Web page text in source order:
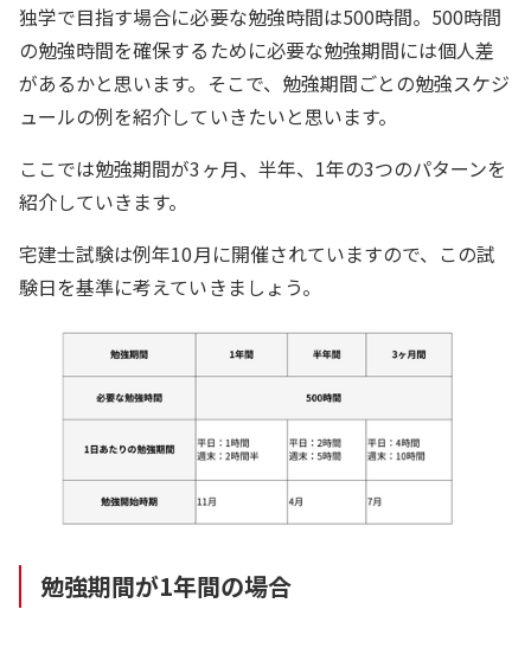
独学で目指す場合に必要な勉強時間は500時間。500時間
の勉強時間を確保するために必要な勉強期間には個人差
があるかと思います。そこで、勉強期間ごとの勉強スケジ
ュールの例を紹介していきたいと思います。
ここでは勉強期間が3ヶ月、半年、1年の3つのパターンを
紹介していきます。
宅建士試験は例年10月に開催されていますので、この試
験日を基準に考えていきましょう。
勉強期間が1年間の場合